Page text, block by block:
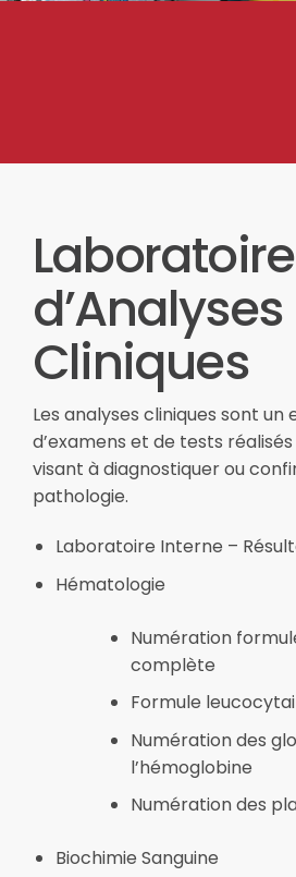
Laboratoire
d’Analyses
Cliniques
Les analyses cliniques sont un
d’examens et de tests
visant à diagnostiquer ou
pathologie.
Laboratoire Interne –
Hématologie
Numération
complète
Formule
Numération des
l’hémoglobine
Numération des
Biochimie Sanguine